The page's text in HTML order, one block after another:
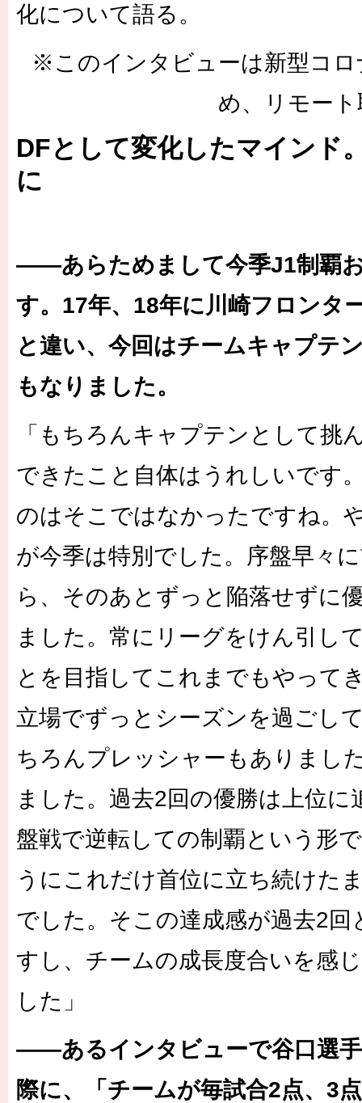
化について語る。
※このインタビューは新型コ
め、リモー
DFとして変化したマインド
に
――あらためまして今季J1制覇
す。17年、18年に川崎フロンタ
と違い、今回はチームキャプテ
もなりました。
「もちろんキャプテンとして挑
できたこと自体はうれしいです
のはそこではなかったですね。
が今季は特別でした。序盤早々
ら、そのあとずっと陥落せずに
ました。常にリーグをけん引し
とを目指してこれまでもやって
立場でずっとシーズンを過ごし
ちろんプレッシャーもありまし
ました。過去2回の優勝は上位
盤戦で逆転しての制覇という形
うにこれだけ首位に立ち続けた
でした。そこの達成感が過去2
すし、チームの成長度合いを感
した」
――あるインタビューで谷口選
際に、「チームが毎試合2点、3